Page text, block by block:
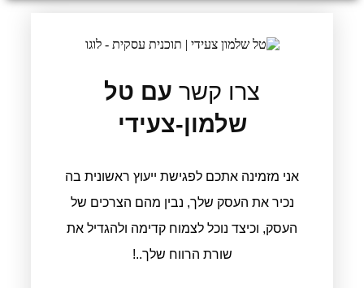
צרו קשר עם טל
שלמון-צעידי
אני מזמינה אתכם לפגישת ייעוץ ראשונית בה
נכיר את העסק שלך, נבין מהם הצרכים של
העסק, וכיצד נוכל לצמוח קדימה ולהגדיל את
שורת הרווח שלך..!